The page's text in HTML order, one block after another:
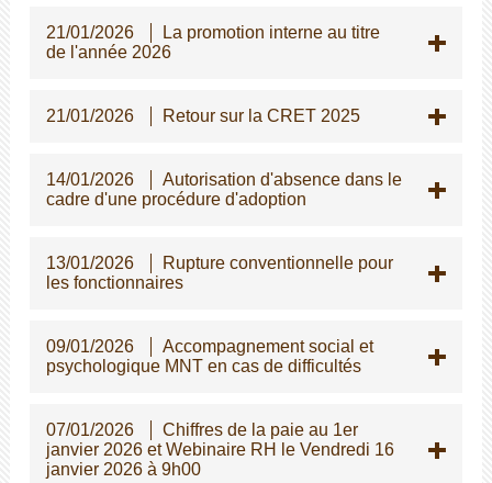
21/01/2026
La promotion interne au titre
de l'année 2026
21/01/2026 Retour sur la CRET 2025
14/01/2026
Autorisation d'absence dans le
cadre d'une procédure d'adoption
13/01/2026
Rupture conventionnelle pour
les fonctionnaires
09/01/2026
Accompagnement social et
psychologique MNT en cas de difficultés
07/01/2026
Chiffres de la paie au 1er
janvier 2026 et Webinaire RH le Vendredi 16
janvier 2026 à 9h00